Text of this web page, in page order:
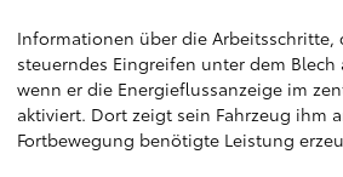
Informationen über die Arbeitsschritte,
steuerndes Eingreifen unter dem Blech
wenn er die Energieflussanzeige im
aktiviert. Dort zeigt sein Fahrzeug ihm
Fortbewegung benötigte Leistung